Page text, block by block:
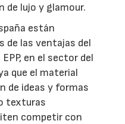
de lujo y glamour.
están
de las ventajas del
en el sector del
que el material
de ideas y formas
texturas
competir con